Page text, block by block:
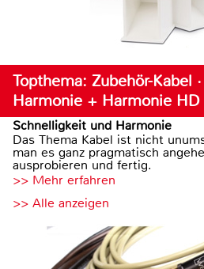
Topthema: Zubehör-Kabel
Harmonie + Harmonie
Schnelligkeit und Harmonie
Das Thema Kabel ist nicht
man es ganz pragmatisch
ausprobieren und fertig.
>> Mehr erfahren
>> Alle anzeigen